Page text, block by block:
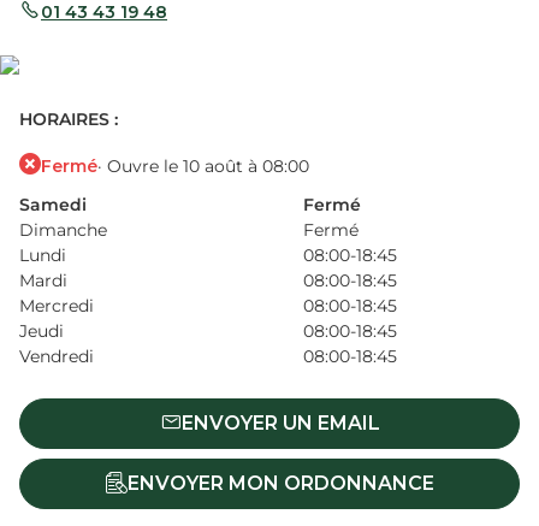
01 43 43 19 48
HORAIRES :
Fermé· Ouvre le 10 août à 08:00
Samedi
Fermé
Dimanche
Fermé
Lundi
08:00-18:45
Mardi
08:00-18:45
Mercredi
08:00-18:45
Jeudi
08:00-18:45
Vendredi
08:00-18:45
ENVOYER UN EMAIL
ENVOYER MON ORDONNANCE